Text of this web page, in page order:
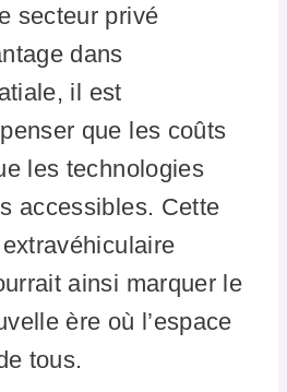
secteur privé
dans
il est
que les coûts
les technologies
accessibles. Cette
ainsi marquer le
ère où l’espace
tous.